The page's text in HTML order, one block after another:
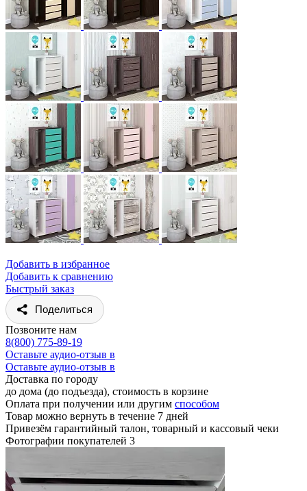
Добавить в избранное
Добавить к сравнению
Быстрый заказ
Поделиться
Позвоните нам
8(800) 775-89-19
Оставьте аудио-отзыв в
Оставьте аудио-отзыв в
Доставка по городу
до дома (до подъезда), стоимость в корзине
Оплата при получении или другим способом
Товар можно вернуть в течение 7 дней
Привезём гарантийный талон, товарный и кассовый чеки
Фотографии покупателей 3